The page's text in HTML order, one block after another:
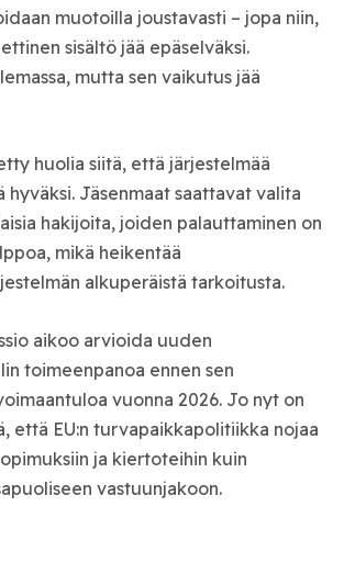
muotoilla joustavasti – jopa niin,
sisältö jää epäselväksi.
mutta sen vaikutus jää
huolia siitä, että järjestelmää
hyväksi. Jäsenmaat saattavat valita
hakijoita, joiden palauttaminen on
mikä heikentää
alkuperäistä tarkoitusta.
aikoo arvioida uuden
toimeenpanoa ennen sen
vuonna 2026. Jo nyt on
että EU:n turvapaikkapolitiikka nojaa
ja kiertoteihin kuin
vastuunjakoon.